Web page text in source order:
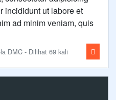
incididunt ut labore et
ad minim veniam, quis
DMC - Dilihat 69 kali